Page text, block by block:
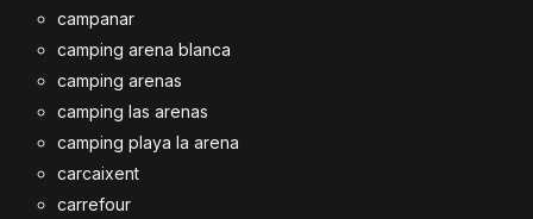
campanar
camping arena blanca
camping arenas
camping las arenas
camping playa la arena
carcaixent
carrefour